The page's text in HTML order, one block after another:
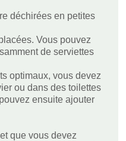
déchirées en petites
Vous pouvez
de serviettes
optimaux, vous devez
ou dans des toilettes
ensuite ajouter
que vous devez